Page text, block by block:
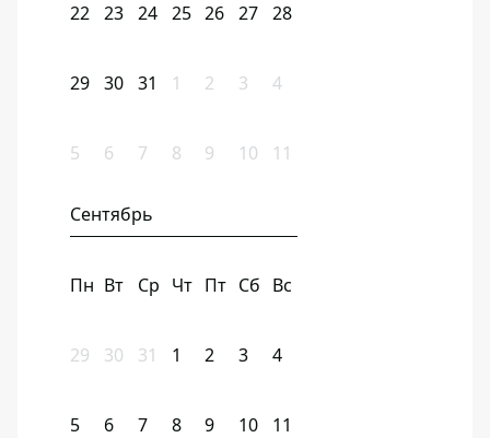
22 23 24 25 26 27 28
29 30 31 1 2 3 4
5 6 7 8 9 10 11
Сентябрь
Пн Вт Ср Чт Пт Сб Вс
29 30 31 1 2 3 4
5 6 7 8 9 10 11